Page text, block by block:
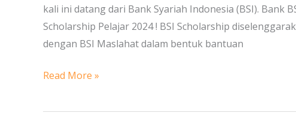
kali ini datang dari Bank Syariah Indonesia (BSI). Bank
Scholarship Pelajar 2024 ! BSI Scholarship
dengan BSI Maslahat dalam bentuk bantuan
Read More »